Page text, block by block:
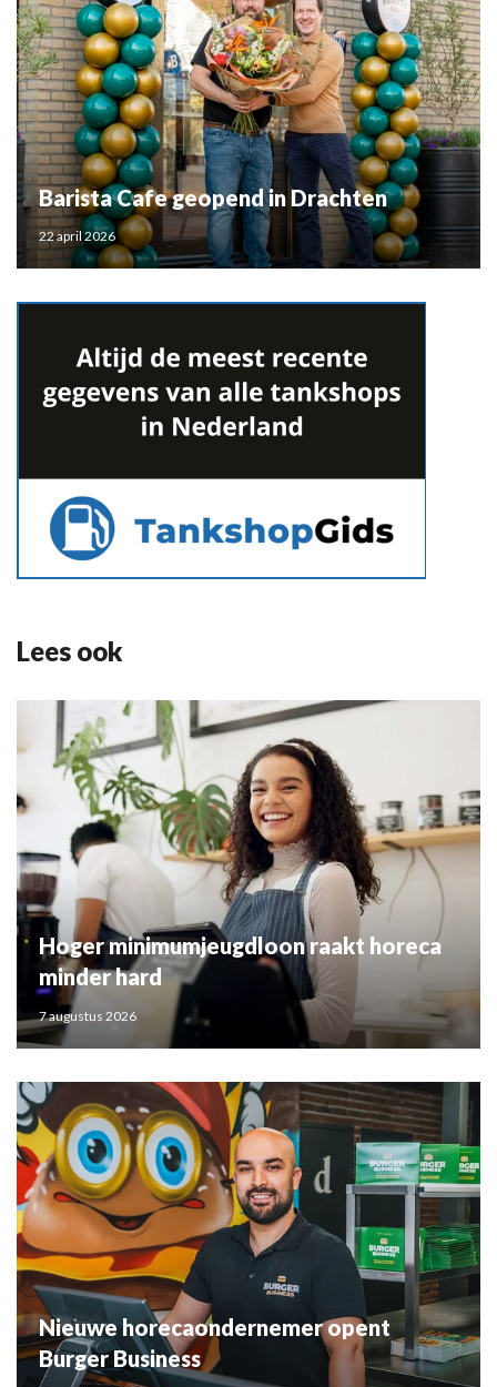
Barista Cafe geopend in Drachten
22 april 2026
Lees ook
Hoger minimumjeugdloon raakt horeca
minder hard
7 augustus 2026
Nieuwe horecaondernemer opent
Burger Business